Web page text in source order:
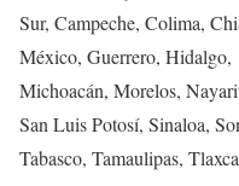
Sur, Campeche, Colima,
México, Guerrero, Hidalgo,
Michoacán, Morelos,
San Luis Potosí, Sinaloa,
Tabasco, Tamaulipas,